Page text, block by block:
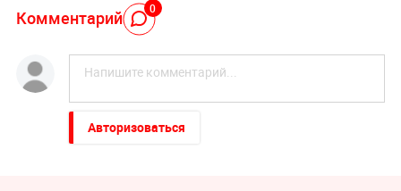
Комментарий 0
Авторизоваться